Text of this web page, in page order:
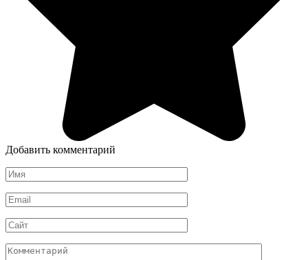
Добавить комментарий
Имя
*
Email
*
Сайт
Комментарий